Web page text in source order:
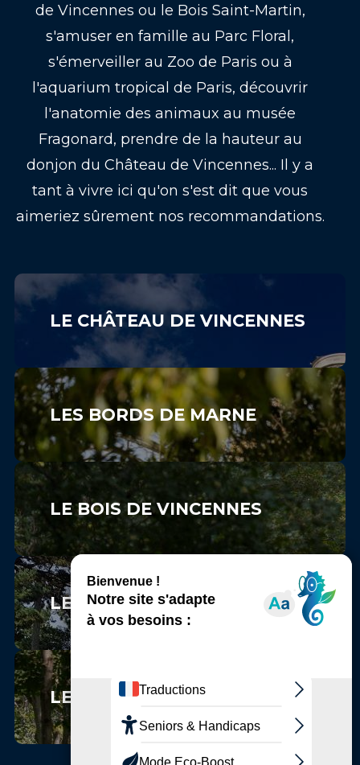
de Vincennes ou le Bois Saint-Martin,
s'amuser en famille au Parc Floral,
s'émerveiller au Zoo de Paris ou à
l'aquarium tropical de Paris, découvrir
l'anatomie des animaux au musée
Fragonard, prendre de la hauteur au
donjon du Château de Vincennes... Il y a
tant à vivre ici qu'on s'est dit que vous
aimeriez sûrement nos recommandations.
LE CHÂTEAU DE VINCENNES
LES BORDS DE MARNE
LE BOIS DE VINCENNES
LE PARC FLORAL DE PARIS
LE BOIS SAINT-MARTIN